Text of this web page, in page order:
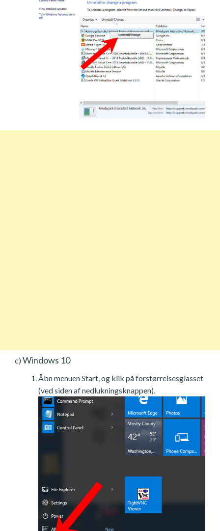
c) Windows 10
Åbn menuen Start, og klik på forstørrelsesglasset
(ved siden af nedlukningsknappen).